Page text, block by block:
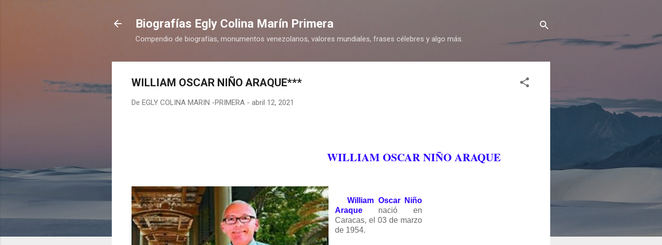
Biografías Egly Colina Marín Primera
Compendio de biografías, monumentos venezolanos, valores mundiales, frases célebres y algo más.
WILLIAM OSCAR NIÑO ARAQUE***
De EGLY COLINA MARIN -PRIMERA - abril 12, 2021
WILLIAM OSCAR NIÑO ARAQUE
William Oscar Niño
Araque nació en
Caracas, el 03 de marzo
de 1954.